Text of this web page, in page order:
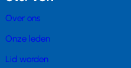
Over ons
Onze leden
Lid worden